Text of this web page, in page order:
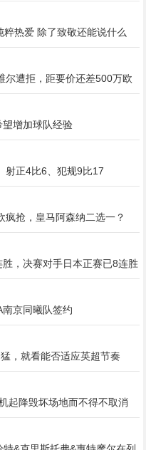
热爱 除了致敬还能说什么
尔遭拒，距要价还差500万欧
增加球队经验
射正4比6、犯规9比17
抢，皇马阿森纳二选一？
，决赛对手日本正赛已8连胜
京同曦队签约
，就看能否适应英超节奏
起降毁坏场地而不得不取消